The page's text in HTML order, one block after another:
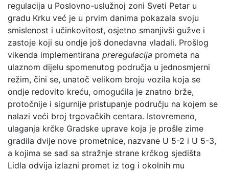
regulacija u Poslovno-uslužnoj zoni Sveti Petar u
gradu Krku već je u prvim danima pokazala svoju
smislenost i učinkovitost, osjetno smanjivši gužve i
zastoje koji su ondje još donedavna vladali. Prošlog
vikenda implementirana preregulacija prometa na
ulaznom dijelu spomenutog područja u jednosmjerni
režim, čini se, unatoč velikom broju vozila koja se
ondje redovito kreću, omogućila je znatno brže,
protočnije i sigurnije pristupanje području na kojem se
nalazi veći broj trgovačkih centara. Istovremeno,
ulaganja krčke Gradske uprave koja je prošle zime
gradila dvije nove prometnice, nazvane U 5-2 i U 5-3,
a kojima se sad sa stražnje strane krčkog sjedišta
Lidla odvija izlazni promet iz tog i okolnih mu